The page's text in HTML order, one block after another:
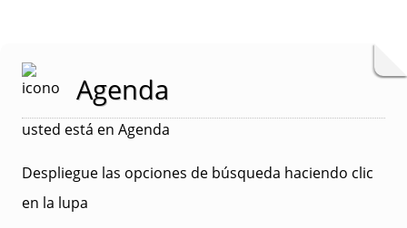
Agenda
usted está en Agenda
Despliegue las opciones de búsqueda haciendo clic
en la lupa